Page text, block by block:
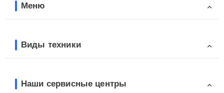
Меню
Виды техники
Наши сервисные центры